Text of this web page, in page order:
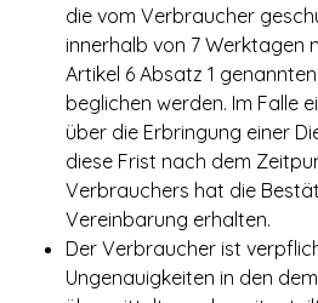
die vom Verbraucher
innerhalb von 7 Werktagen
Artikel 6 Absatz 1
beglichen werden. Im Falle
über die Erbringung einer
diese Frist nach dem
Verbrauchers hat die
Vereinbarung erhalten.
Der Verbraucher ist
Ungenauigkeiten in den